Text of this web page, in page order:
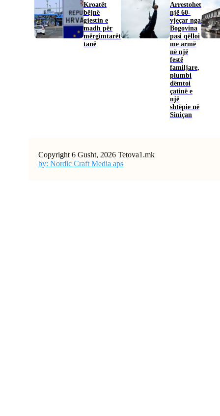
Kroatët
bëjnë
gjestin e
madh për
mërgimtarët
tanë
Arrestohet
një 60-
vjeçar nga
Bogovina
pasi qëlloi
me armë
në një
festë
familjare,
plumbi
dëmtoi
çatinë e
një
shtëpie në
Siniçan
Copyright 6 Gusht, 2026 Tetova1.mk
by: Nordic Craft Media aps